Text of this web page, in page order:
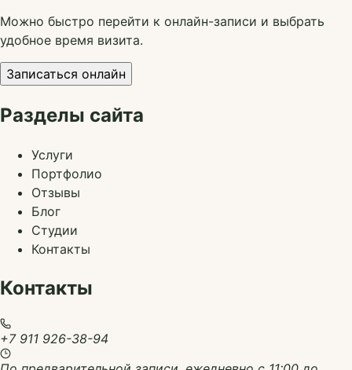
Можно быстро перейти к онлайн-записи и выбрать
удобное время визита.
Записаться онлайн
Разделы сайта
Услуги
Портфолио
Отзывы
Блог
Студии
Контакты
Контакты
+7 911 926-38-94